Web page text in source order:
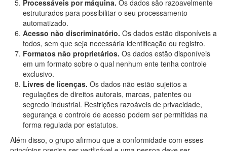
Processáveis por máquina. Os dados são razoavelmente
estruturados para possibilitar o seu processamento
automatizado.
Acesso não discriminatório. Os dados estão disponíveis a
todos, sem que seja necessária identificação ou registro.
Formatos não proprietários. Os dados estão disponíveis
em um formato sobre o qual nenhum ente tenha controle
exclusivo.
Livres de licenças. Os dados não estão sujeitos a
regulações de direitos autorais, marcas, patentes ou
segredo industrial. Restrições razoáveis de privacidade,
segurança e controle de acesso podem ser permitidas na
forma regulada por estatutos.
Além disso, o grupo afirmou que a conformidade com esses